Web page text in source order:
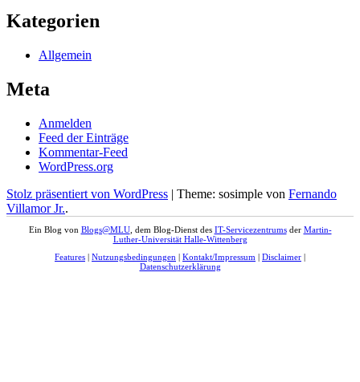
Kategorien
Allgemein
Meta
Anmelden
Feed der Einträge
Kommentar-Feed
WordPress.org
Stolz präsentiert von WordPress | Theme: sosimple von Fernando
Villamor Jr..
Ein Blog von Blogs@MLU, dem Blog-Dienst des IT-Servicezentrumsder Martin-
Luther-Universität Halle-Wittenberg
Features | Nutzungsbedingungen | Kontakt/Impressum | Disclaimer |
Datenschutzerklärung